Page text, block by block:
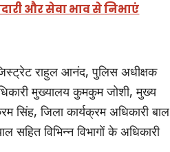
और सेवा भाव से निभाएं
राहुल आनंद, पुलिस अधीक्षक
मुख्यालय कुमकुम जोशी, मुख्य
सिंह, जिला कार्यक्रम अधिकारी बाल
सहित विभिन्न विभागों के अधिकारी